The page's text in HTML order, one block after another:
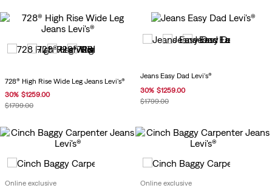
728® High Rise Wide Leg Jeans Levi's®
30% $1259.00
$1799.00
Jeans Easy Dad Levi's®
30% $1259.00
$1799.00
Online exclusive
Online exclusive